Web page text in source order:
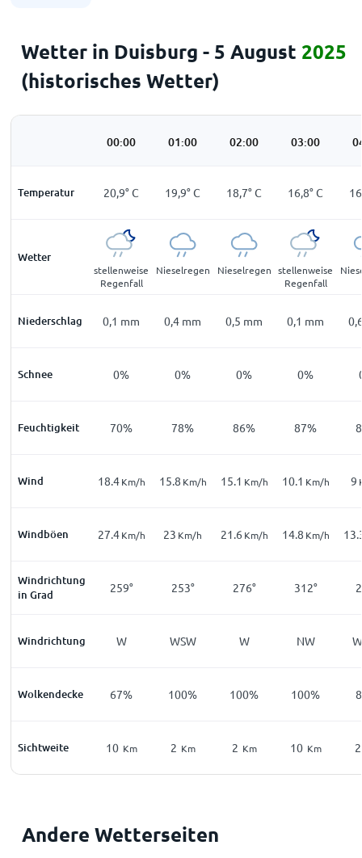
Wetter in Duisburg - 5 August 2025
(historisches Wetter)
00:00 01:00 02:00 03:00
Temperatur 20,9°C 19,9°C 18,7°C 16,8°C
Wetter
stellenweise
Regenfall
Nieselregen Nieselregen stellenweise
Regenfall
Niederschlag 0,1 mm 0,4 mm 0,5 mm 0,1 mm
Schnee 0% 0% 0% 0%
Feuchtigkeit 70% 78% 86% 87%
Wind 18.4Km/h 15.8 Km/h 15.1 Km/h 10.1 Km/h 9
Windböen 27.4Km/h 23 Km/h 21.6 Km/h 14.8 Km/h
Windrichtung
in Grad
259° 253° 276° 312°
Windrichtung W WSW W NW
Wolkendecke 67% 100% 100% 100%
Sichtweite 10 Km 2 Km 2 Km 10 Km 2
Andere Wetterseiten